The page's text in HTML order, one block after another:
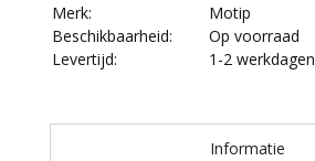
Merk:
Motip
Beschikbaarheid:
Op voorraad
Levertijd:
1-2 werkdagen
Informatie